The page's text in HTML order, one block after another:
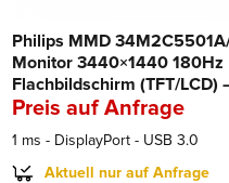
Philips MMD
Monitor 3440×1440 180Hz
Flachbildschirm (TFT/LCD)
Preis auf Anfrage
1 ms - DisplayPort - USB 3.0
Aktuell nur auf Anfrage